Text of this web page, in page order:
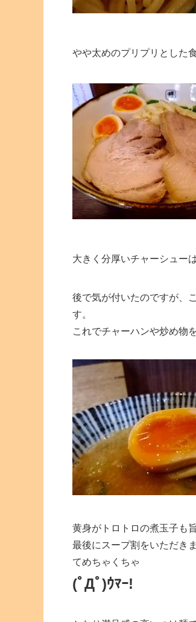
やや太めのプリプリとした
大きく分厚いチャーシュー
後で気が付いたのですが、
す。
これでチャーハンや炒め物
黄身がトロトロの煮玉子も
最後にスープ割をいただき
てめちゃくちゃ
(ﾟДﾟ)ｳﾏｰ!